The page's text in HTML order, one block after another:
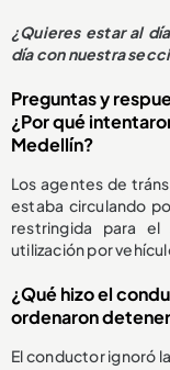
¿Quieres estar al
día con nuestra
Preguntas y
¿Por qué
Medellín?
Los agentes de
estaba circulando
restringida para
utilización por
¿Qué hizo el
ordenaron
El conductor ignoró